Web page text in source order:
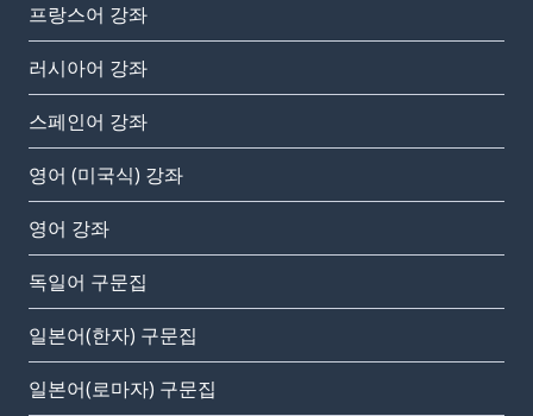
프랑스어 강좌
러시아어 강좌
스페인어 강좌
영어 (미국식) 강좌
영어 강좌
독일어 구문집
일본어(한자) 구문집
일본어(로마자) 구문집